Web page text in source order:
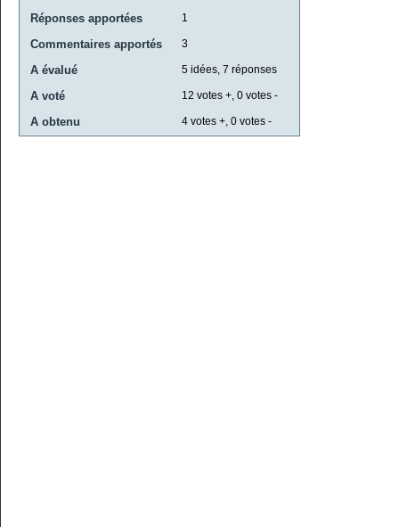
Réponses apportées 1
Commentaires apportés 3
A évalué 5 idées, 7 réponses
A voté 12 votes +, 0 votes -
A obtenu 4 votes +, 0 votes -